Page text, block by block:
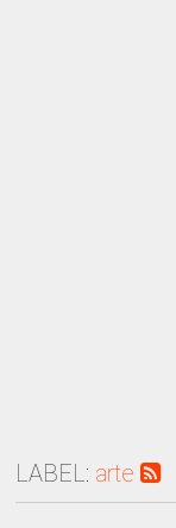
LABEL: arte